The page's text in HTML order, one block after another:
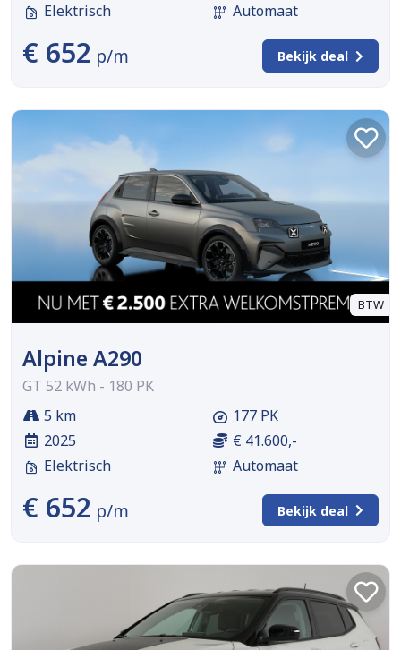
Elektrisch
Automaat
€ 652 p/m Bekijk deal
BTW
Alpine A290
GT 52 kWh - 180 PK
5 km
2025
Elektrisch
177 PK
€ 41.600,-
Automaat
€ 652 p/m Bekijk deal